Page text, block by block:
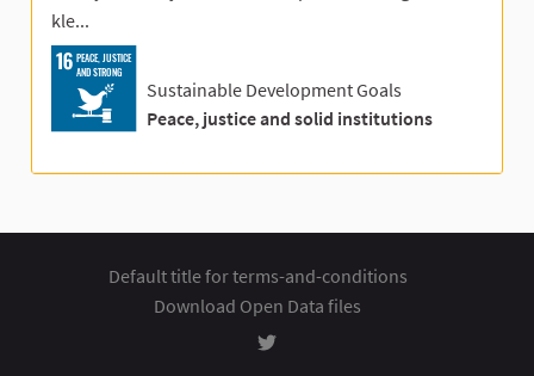
kle...
PEACE, JUSTICE
AND STRONG
Sustainable Development Goals
Peace, justice and solid institutions
Default title for terms-and-conditions
Download Open Data files
Rozhodování at Twitter